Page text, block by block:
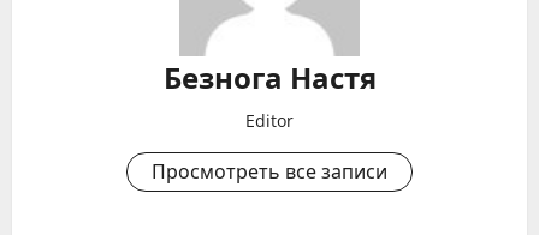
Безнога Настя
Editor
Просмотреть все записи